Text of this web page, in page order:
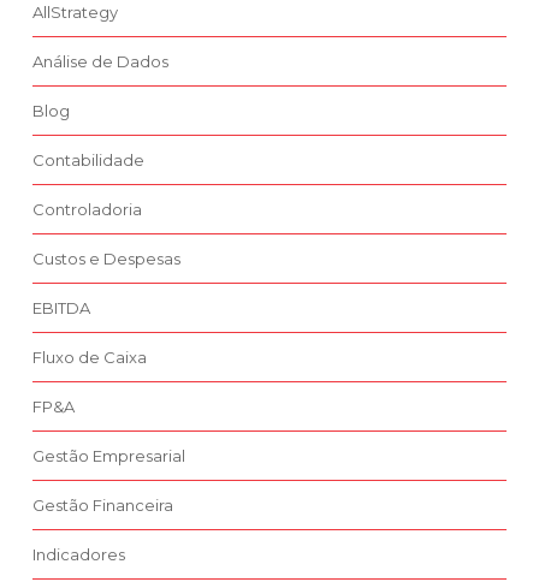
AllStrategy
Análise de Dados
Blog
Contabilidade
Controladoria
Custos e Despesas
EBITDA
Fluxo de Caixa
FP&A
Gestão Empresarial
Gestão Financeira
Indicadores